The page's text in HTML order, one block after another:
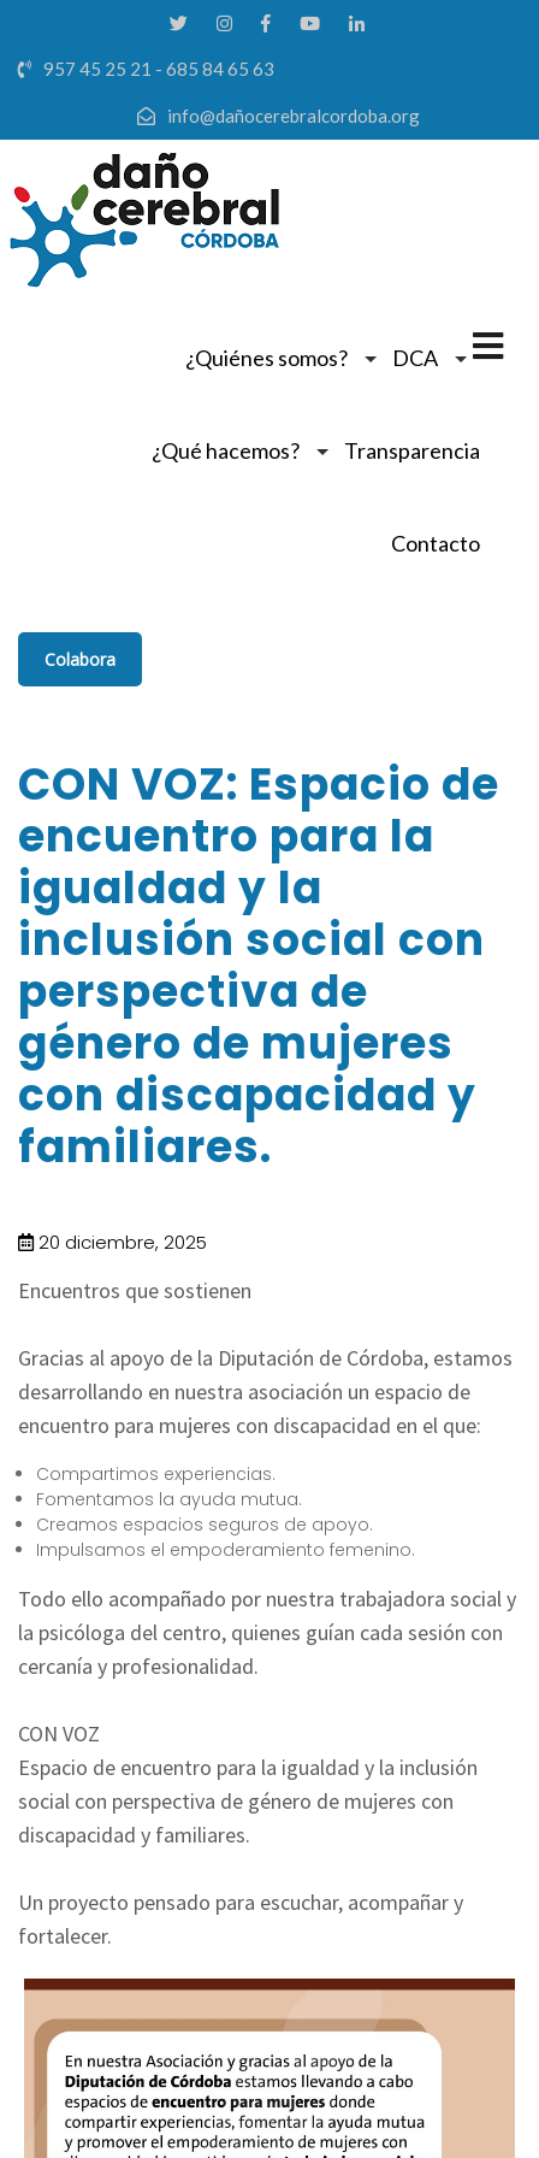
957 45 25 21 - 685 84 65 63
info@dañocerebralcordoba.org
¿Quiénes somos? DCA
¿Qué hacemos? Transparencia
Contacto
Colabora
CON VOZ: Espacio de
encuentro para la
igualdad y la
inclusión social con
perspectiva de
género de mujeres
con discapacidad y
familiares.
20 diciembre, 2025
Encuentros que sostienen
Gracias al apoyo de la Diputación de Córdoba, estamos
desarrollando en nuestra asociación un espacio de
encuentro para mujeres con discapacidad en el que:
Compartimos experiencias.
Fomentamos la ayuda mutua.
Creamos espacios seguros de apoyo.
Impulsamos el empoderamiento femenino.
Todo ello acompañado por nuestra trabajadora social y
la psicóloga del centro, quienes guían cada sesión con
cercanía y profesionalidad.
CON VOZ
Espacio de encuentro para la igualdad y la inclusión
social con perspectiva de género de mujeres con
discapacidad y familiares.
Un proyecto pensado para escuchar, acompañar y
fortalecer.